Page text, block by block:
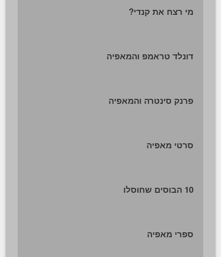
מי רצח את קנדי?
דונלד טראמפ והמאפיה
פרנק סינטרה והמאפיה
סרטי מאפיה
10 הבוסים שחוסלו
ספרי מאפיה